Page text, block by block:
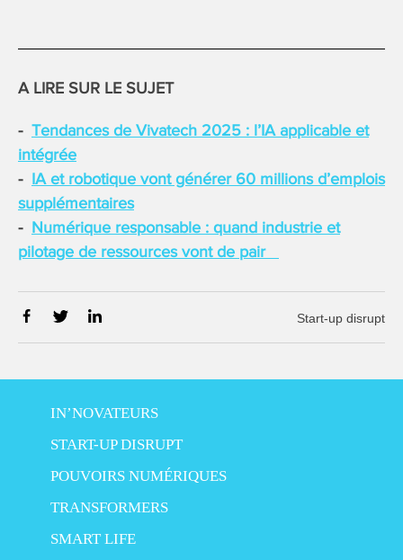
A LIRE SUR LE SUJET
Tendances de Vivatech 2025 : l’IA applicable et
intégrée
IA et robotique vont générer 60 millions d’emplois
supplémentaires
Numérique responsable : quand industrie et
pilotage de ressources vont de pair
Start-up disrupt
IN’NOVATEURS
START-UP DISRUPT
POUVOIRS NUMÉRIQUES
TRANSFORMERS
SMART LIFE